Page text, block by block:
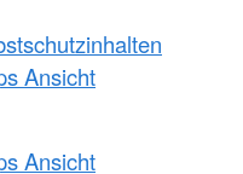
Ansicht
Ansicht